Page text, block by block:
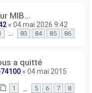
MIB...
« 04 mai 2026 9:42
… 83 84 85 86
a quitté
« 04 mai 2015
1 5 6 7 8